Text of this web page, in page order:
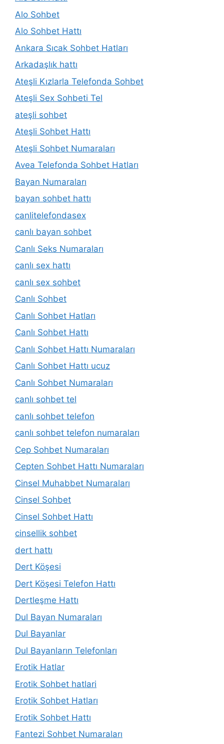
Alo Sohbet
Alo Sohbet Hattı
Ankara Sıcak Sohbet Hatları
Arkadaşlık hattı
Ateşli Kızlarla Telefonda Sohbet
Ateşli Sex Sohbeti Tel
ateşli sohbet
Ateşli Sohbet Hattı
Ateşli Sohbet Numaraları
Avea Telefonda Sohbet Hatları
Bayan Numaraları
bayan sohbet hattı
canlitelefondasex
canlı bayan sohbet
Canlı Seks Numaraları
canlı sex hattı
canlı sex sohbet
Canlı Sohbet
Canlı Sohbet Hatları
Canlı Sohbet Hattı
Canlı Sohbet Hattı Numaraları
Canlı Sohbet Hattı ucuz
Canlı Sohbet Numaraları
canlı sohbet tel
canlı sohbet telefon
canlı sohbet telefon numaraları
Cep Sohbet Numaraları
Cepten Sohbet Hattı Numaraları
Cinsel Muhabbet Numaraları
Cinsel Sohbet
Cinsel Sohbet Hattı
cinsellik sohbet
dert hattı
Dert Köşesi
Dert Köşesi Telefon Hattı
Dertleşme Hattı
Dul Bayan Numaraları
Dul Bayanlar
Dul Bayanların Telefonları
Erotik Hatlar
Erotik Sohbet hatlari
Erotik Sohbet Hatları
Erotik Sohbet Hattı
Fantezi Sohbet Numaraları